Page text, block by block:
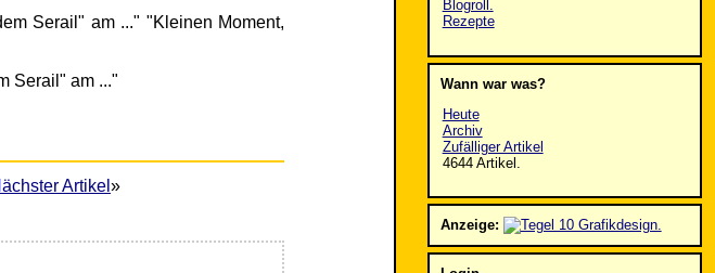
Serail" am ..." "Kleinen Moment,
Serail" am ..."
Artikel »
Blogroll.
Rezepte
Wann war was?
Heute
Archiv
Zufälliger Artikel
4644 Artikel.
Anzeige: